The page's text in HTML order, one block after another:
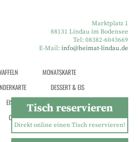
Marktplatz 1
88131 Lindau im Bodensee
Tel: 08382-6043669
E-Mail: info@heimat-lindau.de
MONATSKARTE
DESSERT & EIS
EISBECHER
MILCHSHAKES& CO.
COCKTAILS
LONGDRINKS
Tisch reservieren
Direkt online einen Tisch reservieren!